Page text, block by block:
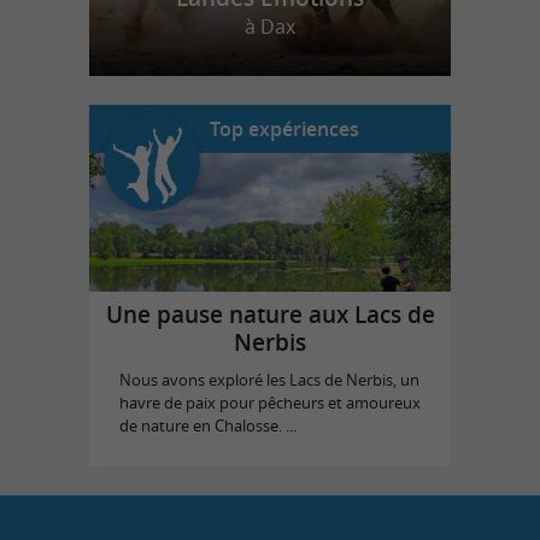
à Dax
Top expériences
Une pause nature aux Lacs de
Nerbis
Nous avons exploré les Lacs de Nerbis, un
havre de paix pour pêcheurs et amoureux
de nature en Chalosse. ...